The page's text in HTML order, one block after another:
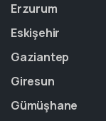
Erzurum
Eskişehir
Gaziantep
Giresun
Gümüşhane